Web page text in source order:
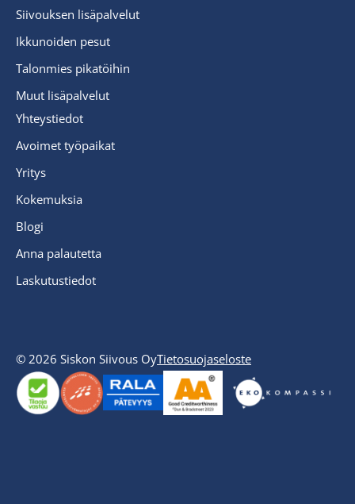
Siivouksen lisäpalvelut
Ikkunoiden pesut
Talonmies pikatöihin
Muut lisäpalvelut
Yhteystiedot
Avoimet työpaikat
Yritys
Kokemuksia
Blogi
Anna palautetta
Laskutustiedot
© 2026 Siskon Siivous OyTietosuojaseloste